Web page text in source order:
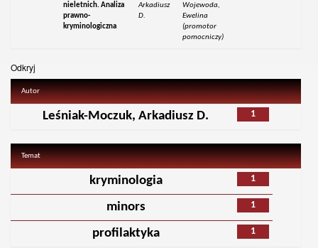
nieletnich. Analiza
prawno-
kryminologiczna
Arkadiusz
D.
Wojewoda,
Ewelina
(promotor
pomocniczy)
Odkryj
Autor
1
Leśniak-Moczuk, Arkadiusz D.
Temat
1
kryminologia
1
minors
1
profilaktyka